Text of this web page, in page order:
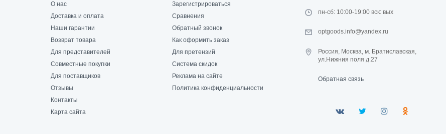
О нас
Доставка и оплата
Наши гарантии
Возврат товара
Для представителей
Совместные покупки
Для поставщиков
Отзывы
Контакты
Карта сайта
Зарегистрироваться
Сравнения
Обратный звонок
Как оформить заказ
Для претензий
Система скидок
Реклама на сайте
Политика конфиденциальности
пн-сб: 10:00-19:00 вск: вых
optgoods.info@yandex.ru
Россия, Москва, м. Братиславская,
ул.Нижния поля д.27
Обратная связь